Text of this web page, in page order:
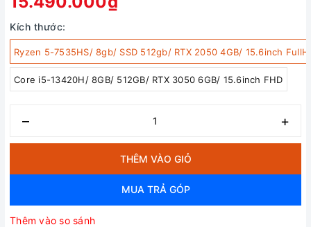
Kích thước:
Ryzen 5-7535HS/ 8gb/ SSD 512gb/ RTX 2050 4GB/ 15.6inch
Core i5-13420H/ 8GB/ 512GB/ RTX 3050 6GB/ 15.6inch FHD
– +
THÊM VÀO GIỎ
MUA TRẢ GÓP
Thêm vào so sánh